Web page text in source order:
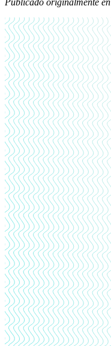
Publicado originalmente en